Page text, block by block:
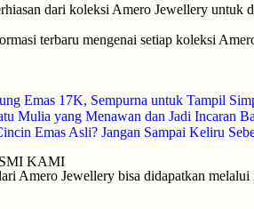
dari koleksi Amero Jewellery untuk
terbaru mengenai setiap koleksi
Emas 17K, Sempurna untuk Tampil
Mulia yang Menawan dan Jadi Incaran
Emas Asli? Jangan Sampai Keliru
KAMI
Amero Jewellery bisa didapatkan